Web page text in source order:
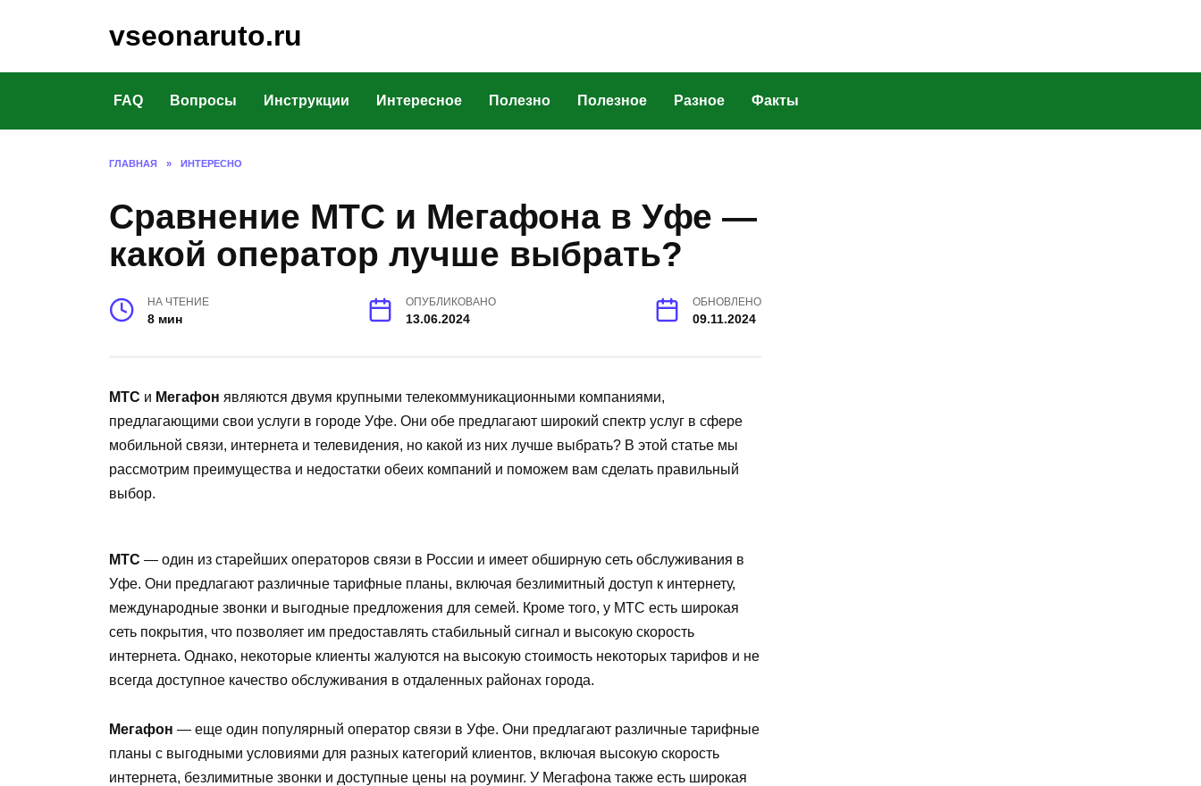
vseonaruto.ru
FAQ Вопросы Инструкции Интересное Полезно Полезное Разное Факты
ГЛАВНАЯ » ИНТЕРЕСНО
Сравнение МТС и Мегафона в Уфе —
какой оператор лучше выбрать?
НА ЧТЕНИЕ
8 мин
ОПУБЛИКОВАНО
13.06.2024
ОБНОВЛЕНО
09.11.2024
МТС и Мегафон являются двумя крупными телекоммуникационными компаниями,
предлагающими свои услуги в городе Уфе. Они обе предлагают широкий спектр услуг в сфере
мобильной связи, интернета и телевидения, но какой из них лучше выбрать? В этой статье мы
рассмотрим преимущества и недостатки обеих компаний и поможем вам сделать правильный
выбор.
МТС — один из старейших операторов связи в России и имеет обширную сеть обслуживания в
Уфе. Они предлагают различные тарифные планы, включая безлимитный доступ к интернету,
международные звонки и выгодные предложения для семей. Кроме того, у МТС есть широкая
сеть покрытия, что позволяет им предоставлять стабильный сигнал и высокую скорость
интернета. Однако, некоторые клиенты жалуются на высокую стоимость некоторых тарифов и не
всегда доступное качество обслуживания в отдаленных районах города.
Мегафон — еще один популярный оператор связи в Уфе. Они предлагают различные тарифные
планы с выгодными условиями для разных категорий клиентов, включая высокую скорость
интернета, безлимитные звонки и доступные цены на роуминг. У Мегафона также есть широкая